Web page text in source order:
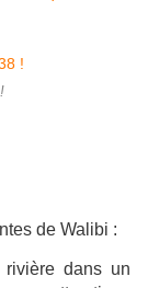
de Walibi :
dans un